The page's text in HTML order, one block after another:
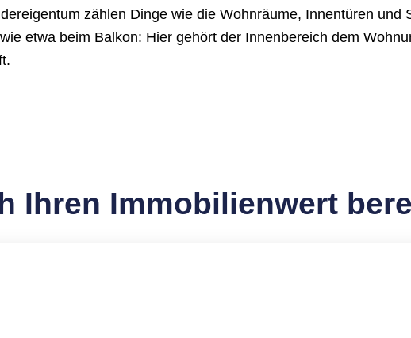
zählen Dinge wie die Wohnräume, Innentüren und
etwa beim Balkon: Hier gehört der Innenbereich dem
Ihren Immobilienwert